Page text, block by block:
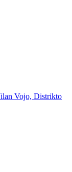
Vojo, Distrikto